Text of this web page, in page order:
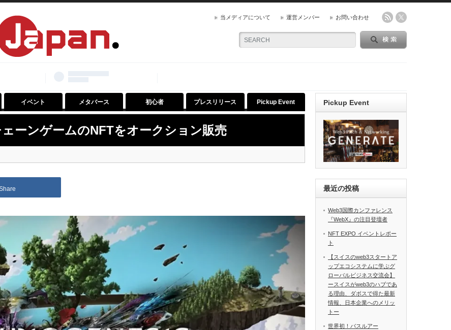
当メディアについて 運営メンバー お問い合わせ
イベント メタバース 初心者 プレスリリース Pickup Event
ェーンゲームのNFTをオークション販売
Pickup Event
最近の投稿
Web3国際カンファレンス
『WebX』の注目登壇者
NFT EXPO イベントレポー
ト
【スイスのweb3スタートア
ップエコシステムに学ぶグ
ローバルビジネス交流会】
ースイスがweb3のハブであ
る理由、ダボスで得た最新
情報、日本企業へのメリッ
トー
世界初！バスルアー